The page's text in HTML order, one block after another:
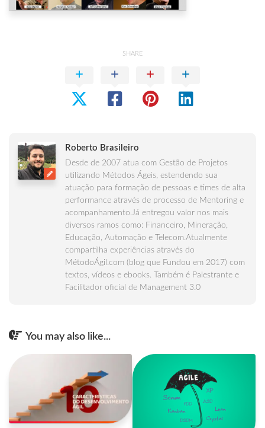
SHARE
Roberto Brasileiro
Desde de 2007 atua com Gestão de Projetos
utilizando Métodos Ágeis, estendendo sua
atuação para formação de pessoas e times de alta
performance através de processo de Mentoring e
acompanhamento.Já entregou valor nos mais
diversos ramos como: Financeiro, Mineração,
Educação, Automação e Telecom.Atualmente
compartilha experiências através do
MétodoÁgil.com (blog que Fundou em 2017) com
textos, vídeos e ebooks. Também é Palestrante e
Facilitador oficial de Management 3.0
You may also like...